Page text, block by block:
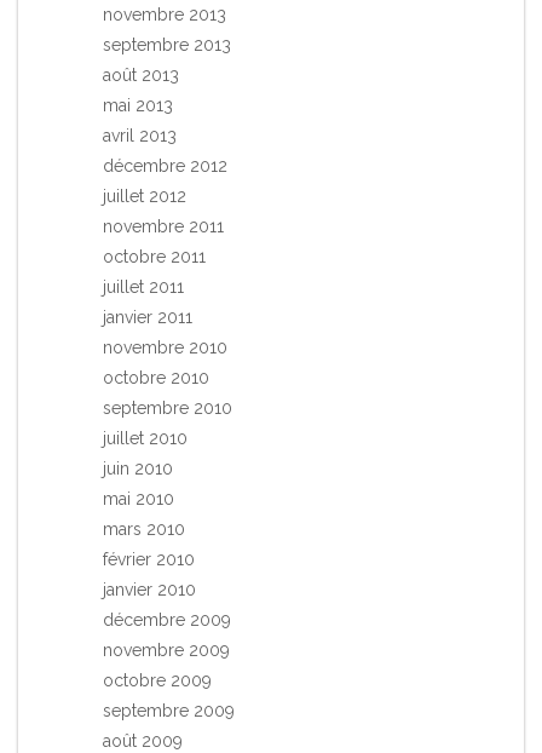
novembre 2013
septembre 2013
août 2013
mai 2013
avril 2013
décembre 2012
juillet 2012
novembre 2011
octobre 2011
juillet 2011
janvier 2011
novembre 2010
octobre 2010
septembre 2010
juillet 2010
juin 2010
mai 2010
mars 2010
février 2010
janvier 2010
décembre 2009
novembre 2009
octobre 2009
septembre 2009
août 2009